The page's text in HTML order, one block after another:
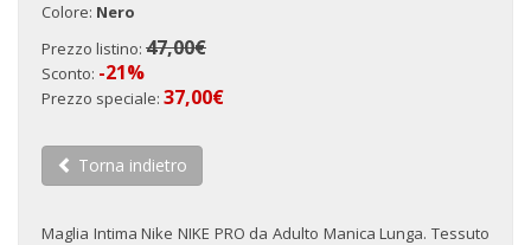
Colore: Nero
Prezzo listino: 47,00€
Sconto: -21%
Prezzo speciale: 37,00€
Torna indietro
Maglia Intima Nike NIKE PRO da Adulto Manica Lunga. Tessuto